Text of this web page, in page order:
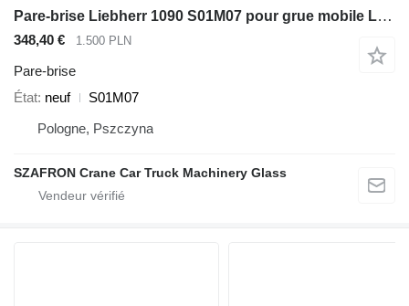
Pare-brise Liebherr 1090 S01M07 pour grue mobile Liebherr LIEBHER 1090
348,40 € 1.500 PLN
Pare-brise
État neuf
S01M07
Pologne, Pszczyna
SZAFRON Crane Car Truck Machinery Glass